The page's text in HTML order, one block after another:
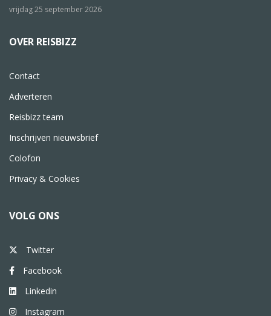
vrijdag 25 september 2026
OVER REISBIZZ
Contact
Adverteren
Reisbizz team
Inschrijven nieuwsbrief
Colofon
Privacy & Cookies
VOLG ONS
Twitter
Facebook
Linkedin
Instagram